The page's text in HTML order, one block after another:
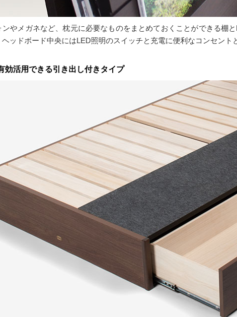
ンやメガネなど、枕元に必要なものをまとめておくことができる棚
ッドボード中央にはLED照明のスイッチと充電に便利なコンセント
効活用できる引き出し付きタイプ